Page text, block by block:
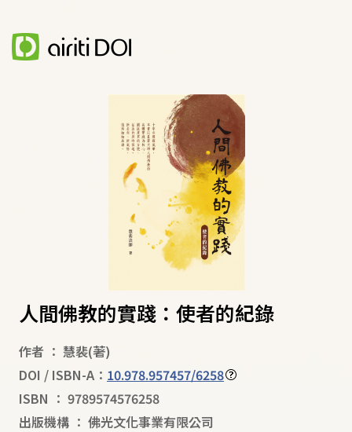
人間佛教的實踐：使者的紀錄
作者 ： 慧裴(著)
DOI / ISBN-A： 10.978.957457/6258
ISBN ： 9789574576258
出版機構 ： 佛光文化事業有限公司